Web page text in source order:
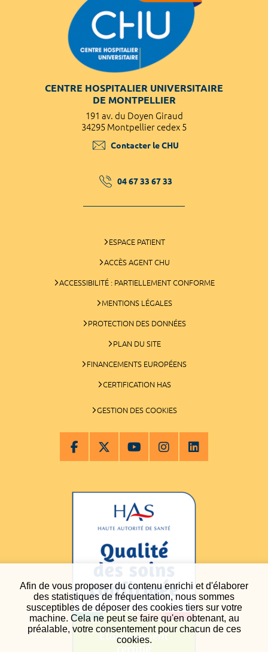
Afin de vous proposer du contenu enrichi et d'élaborer
des statistiques de fréquentation, nous sommes
susceptibles de déposer des cookies tiers sur votre
machine. Cela ne peut se faire qu'en obtenant, au
préalable, votre consentement pour chacun de ces
cookies.
CENTRE HOSPITALIER UNIVERSITAIRE
DE MONTPELLIER
191 av. du Doyen Giraud
34295 Montpellier cedex 5
Contacter le CHU
04 67 33 67 33
ESPACE PATIENT
ACCÈS AGENT CHU
ACCESSIBILITÉ : PARTIELLEMENT CONFORME
MENTIONS LÉGALES
PROTECTION DES DONNÉES
PLAN DU SITE
FINANCEMENTS EUROPÉENS
CERTIFICATION HAS
GESTION DES COOKIES